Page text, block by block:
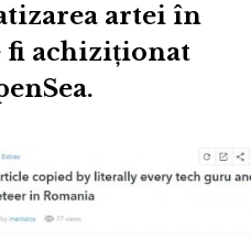
artei în
fi achiziționat